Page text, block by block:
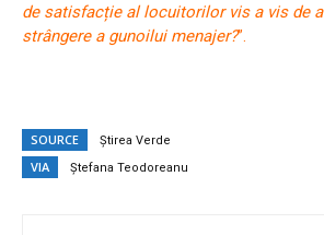
de satisfacție al locuitorilor vis a vis de
strângere a gunoilui menajer?”.
SOURCE Știrea Verde
VIA Ștefana Teodoreanu